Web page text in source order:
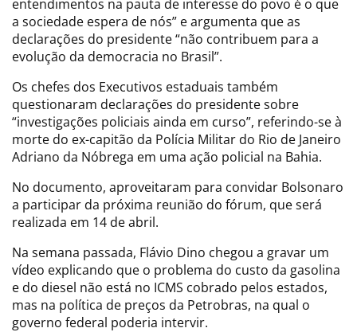
entendimentos na pauta de interesse do povo é o que
a sociedade espera de nós” e argumenta que as
declarações do presidente “não contribuem para a
evolução da democracia no Brasil”.
Os chefes dos Executivos estaduais também
questionaram declarações do presidente sobre
“investigações policiais ainda em curso”, referindo-se à
morte do ex-capitão da Polícia Militar do Rio de Janeiro
Adriano da Nóbrega em uma ação policial na Bahia.
No documento, aproveitaram para convidar Bolsonaro
a participar da próxima reunião do fórum, que será
realizada em 14 de abril.
Na semana passada, Flávio Dino chegou a gravar um
vídeo explicando que o problema do custo da gasolina
e do diesel não está no ICMS cobrado pelos estados,
mas na política de preços da Petrobras, na qual o
governo federal poderia intervir.